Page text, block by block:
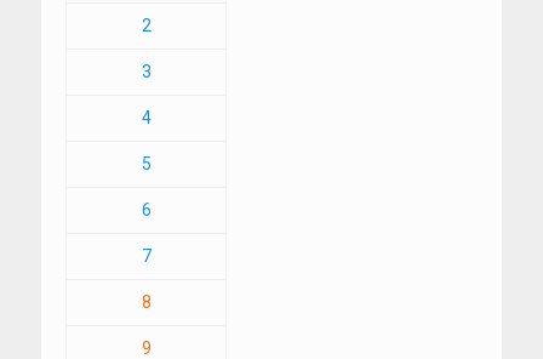
2
3
4
5
6
7
8
9